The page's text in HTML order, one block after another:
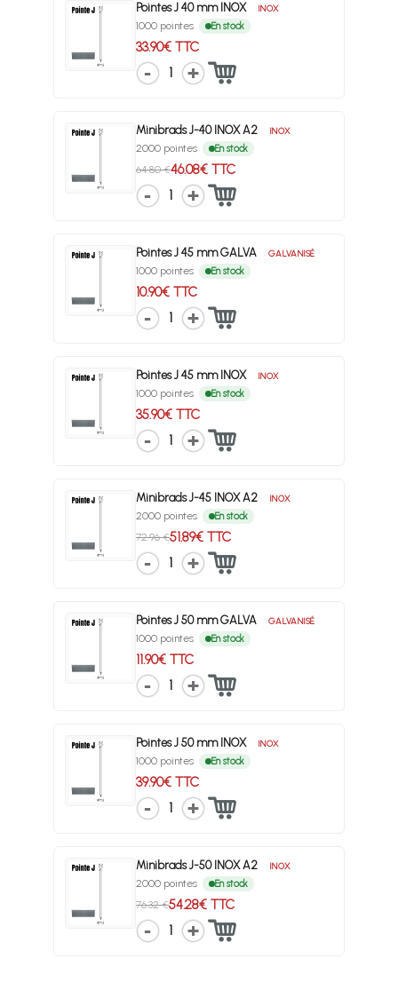
Pointes J 40 mm INOX INOX
1000 pointes En stock
33.90€ TTC
1
Minibrads J-40 INOX A2 INOX
2000 pointes En stock
64.80 €46.08€ TTC
1
Pointes J 45 mm GALVA GALVANISÉ
1000 pointes En stock
10.90€ TTC
1
Pointes J 45 mm INOX INOX
1000 pointes En stock
35.90€ TTC
1
Minibrads J-45 INOX A2 INOX
2000 pointes En stock
72.96 €51.89€ TTC
1
Pointes J 50 mm GALVA GALVANISÉ
1000 pointes En stock
11.90€ TTC
1
Pointes J 50 mm INOX INOX
1000 pointes En stock
39.90€ TTC
1
Minibrads J-50 INOX A2 INOX
2000 pointes En stock
76.32 €54.28€ TTC
1